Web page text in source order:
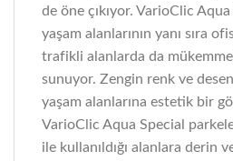
de öne çıkıyor. VarioClic
yaşam alanlarının yanı sıra
trafikli alanlarda da
sunuyor. Zengin renk ve
yaşam alanlarına estetik bir
VarioClic Aqua Special
ile kullanıldığı alanlara derin